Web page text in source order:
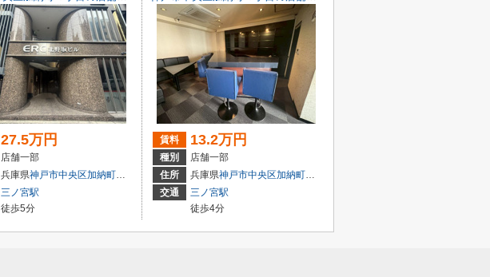
27.5万円
店舗一部
兵庫県神戸市中央区加納町４丁目7-8
三ノ宮駅
徒歩5分
賃料 13.2万円
種別
店舗一部
住所
兵庫県神戸市中央区加納町４丁目9-29
交通
三ノ宮駅
徒歩4分